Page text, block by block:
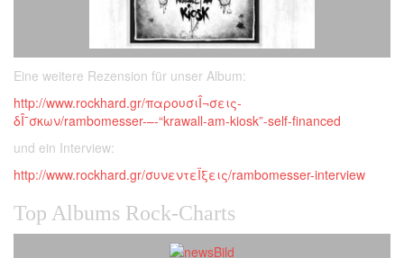
Eine weitere Rezension für unser Album:
http://www.rockhard.gr/παρουσιÎ¬σεις-
δÎ¯σκων/rambomesser-–-“krawall-am-kiosk”-self-financed
und ein Interview:
http://www.rockhard.gr/συνεντεÏξεις/rambomesser-interview
Top Albums Rock-Charts